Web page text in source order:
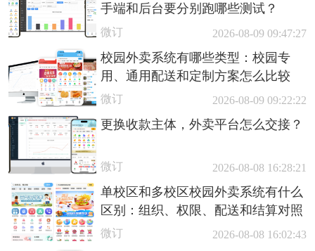
手端和后台要分别跑哪些测试？
微订 2026-08-09 09:47:27
校园外卖系统有哪些类型：校园专
用、通用配送和定制方案怎么比较
微订 2026-08-09 09:22:22
更换收款主体，外卖平台怎么交接？
微订 2026-08-08 16:28:21
单校区和多校区校园外卖系统有什么
区别：组织、权限、配送和结算对照
微订 2026-08-08 16:02:43